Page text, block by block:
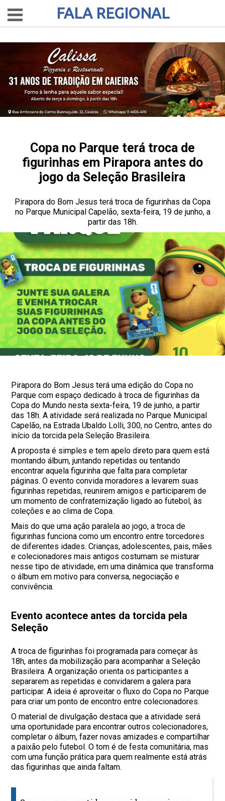
FALA REGIONAL
Copa no Parque terá troca de
figurinhas em Pirapora antes do
jogo da Seleção Brasileira
Pirapora do Bom Jesus terá troca de figurinhas da Copa
no Parque Municipal Capelão, sexta-feira, 19 de junho, a
partir das 18h.
Pirapora do Bom Jesus terá uma edição do Copa no
Parque com espaço dedicado à troca de figurinhas da
Copa do Mundo nesta sexta-feira, 19 de junho, a partir
das 18h. A atividade será realizada no Parque Municipal
Capelão, na Estrada Ubaldo Lolli, 300, no Centro, antes do
início da torcida pela Seleção Brasileira.
A proposta é simples e tem apelo direto para quem está
montando álbum, juntando repetidas ou tentando
encontrar aquela figurinha que falta para completar
páginas. O evento convida moradores a levarem suas
figurinhas repetidas, reunirem amigos e participarem de
um momento de confraternização ligado ao futebol, às
coleções e ao clima de Copa.
Mais do que uma ação paralela ao jogo, a troca de
figurinhas funciona como um encontro entre torcedores
de diferentes idades. Crianças, adolescentes, pais, mães
e colecionadores mais antigos costumam se misturar
nesse tipo de atividade, em uma dinâmica que transforma
o álbum em motivo para conversa, negociação e
convivência.
Evento acontece antes da torcida pela
Seleção
A troca de figurinhas foi programada para começar às
18h, antes da mobilização para acompanhar a Seleção
Brasileira. A organização orienta os participantes a
separarem as repetidas e convidarem a galera para
participar. A ideia é aproveitar o fluxo do Copa no Parque
para criar um ponto de encontro entre colecionadores.
O material de divulgação destaca que a atividade será
uma oportunidade para encontrar outros colecionadores,
completar o álbum, fazer novas amizades e compartilhar
a paixão pelo futebol. O tom é de festa comunitária, mas
com uma função prática para quem realmente está atrás
das figurinhas que ainda faltam.